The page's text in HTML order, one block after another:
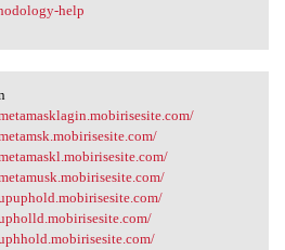
help